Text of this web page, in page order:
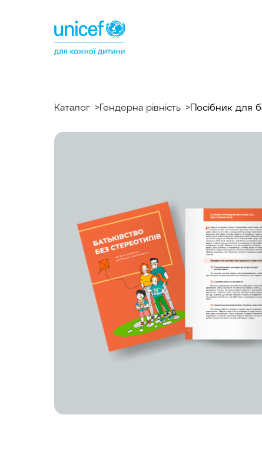
ЮНІСЕФ
Каталог Гендерна рівність Посібник для